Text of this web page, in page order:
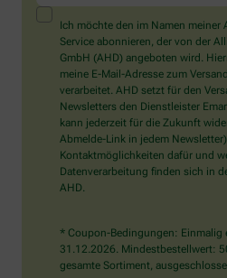
ein
Mensch?
Dann
wählen
Sie
bitte
den
Schlüssel.
Ich möchte den im Namen meiner
Service abonnieren, der von der
GmbH (AHD) angeboten wird.
meine E-Mail-Adresse zum
verarbeitet. AHD setzt für den
Newsletters den Dienstleister
kann jederzeit für die Zukunft
Abmelde-Link in jedem
Kontaktmöglichkeiten dafür und
Datenverarbeitung finden sich in
AHD.
* Coupon-Bedingungen: Einmalig
31.12.2026. Mindestbestellwert:
gesamte Sortiment,